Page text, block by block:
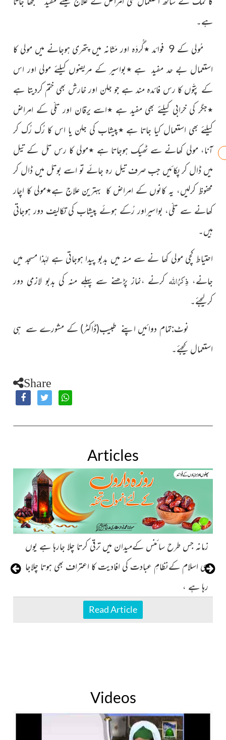
ہے۔
مُولی کے 9 فوائد ٭گُردَہ اور مَثانہ میں پتھری ہوجانے میں مولی کا
استعمال بے حد مفید ہے ٭بواسیر کے مریضوں کیلئے مولی اور اس
کے پتّوں کا رس فائدہ مند ہے جو جلن اور خارش بھی ختم کردیتا ہے
٭جگر کی خرابی کیلئے بھی مفید ہے ٭اسے یرقان اور تِلّی کے امراض
کیلئے بھی استعمال کیا جاتا ہے ٭پیشاب کی جلن یا اس کا رُک رُک کر
آنا، مولی کھانے سے ٹھیک ہوجاتا ہے ٭مولی کا رس تِل کے تیل
میں ڈال کر پکائیں جب صرف تیل رہ جائے تو اسے بوتل میں ڈال کر
محفوظ کرلیں، یہ کانوں کے امراض کا بہترین علاج ہے٭مولی کا اچار
کھانے سے تِلّی، بواسیراور رُکے ہوئے پیشاب کی تکالیف دور ہوجاتی
ہیں۔
احتیاط کچی مولی کھا نے سے منہ میں بدبو پیدا ہوجاتی ہے لہٰذا مسجد میں
جانے، ذِکرُاللہ کرنے ،نماز پڑھنے سے پہلے منہ کی بدبو لازمی دور
کرلیجئے۔
نوٹ:تمام دوائیں اپنے طبیب(ڈاکٹر)کے مشورے سے ہی
استعمال کیجئے۔
Share
Articles
زمانہ جس طرح سائنس کےمیدان میں ترقی کرتا چلا جارہا ہے یوں
ہی اسلام کےنظامِ عبادت کی افادیت کا اعتراف بھی ہوتا چلاجا
رہا ہے ،
Read Article
Videos